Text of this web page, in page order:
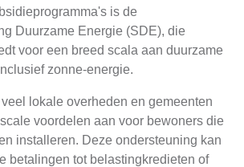
is de
Duurzame Energie (SDE), die
voor een breed scala aan duurzame
zonne-energie.
lokale overheden en gemeenten
voordelen aan voor bewoners die
installeren. Deze ondersteuning kan
betalingen tot belastingkredieten of